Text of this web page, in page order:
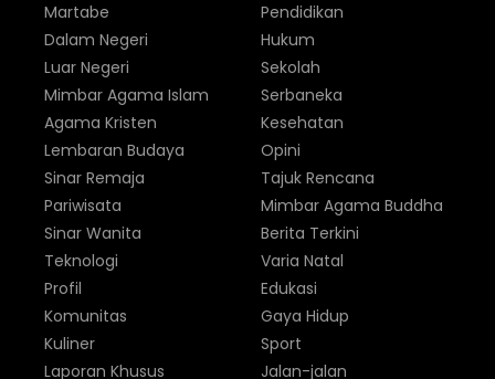
Martabe
Dalam Negeri
Luar Negeri
Pendidikan
Hukum
Sekolah
Mimbar Agama Islam
Agama Kristen
Lembaran Budaya
Sinar Remaja
Pariwisata
Sinar Wanita
Serbaneka
Kesehatan
Opini
Tajuk Rencana
Mimbar Agama Buddha
Berita Terkini
Teknologi
Profil
Komunitas
Kuliner
Laporan Khusus
Varia Natal
Edukasi
Gaya Hidup
Sport
Jalan-jalan